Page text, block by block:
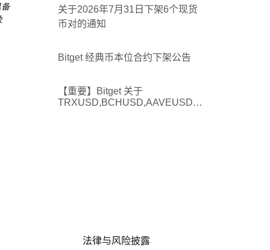
关于2026年7月31日下架6个现货
币对的通知
Bitget 经典币本位合约下架公告
【重要】Bitget 关于
TRXUSD,BCHUSD,AAVEUSD,S
法律与风险披露